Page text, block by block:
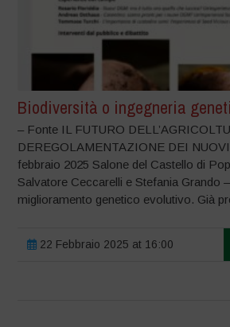
Biodiversità o ingegneria
– Fonte IL FUTURO
DEREGOLAMENTAZIONE DEI
febbraio 2025 Salone del Castello di
Salvatore Ceccarelli e Stefania Grando
miglioramento genetico evolutivo. Già
22 Febbraio 2025 at 16:00